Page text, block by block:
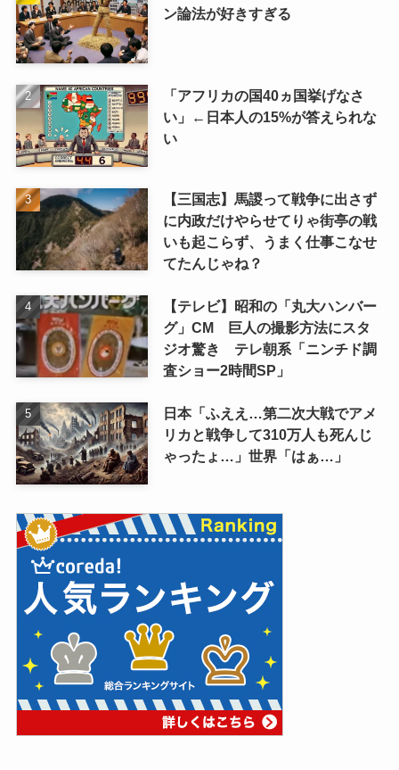
ン論法が好きすぎる
「アフリカの国40ヵ国挙げなさ
い」←日本人の15%が答えられな
い
【三国志】馬謖って戦争に出さず
に内政だけやらせてりゃ街亭の戦
いも起こらず、うまく仕事こなせ
てたんじゃね？
【テレビ】昭和の「丸大ハンバー
グ」CM 巨人の撮影方法にスタ
ジオ驚き テレ朝系「ニンチド調
査ショー2時間SP」
日本「ふええ…第二次大戦でアメ
リカと戦争して310万人も死んじ
ゃったょ…」世界「はぁ…」